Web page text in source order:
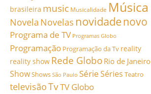
brasileira music Musicalidade Música
Novela Novelas novidadenovo
Programa de TV Programas Globo
Programação Programação da Tv reality
reality show Rede Globo Rio de Janeiro
ShowShows São Paulo SérieSéries Teatro
televisãoTvTV Globo